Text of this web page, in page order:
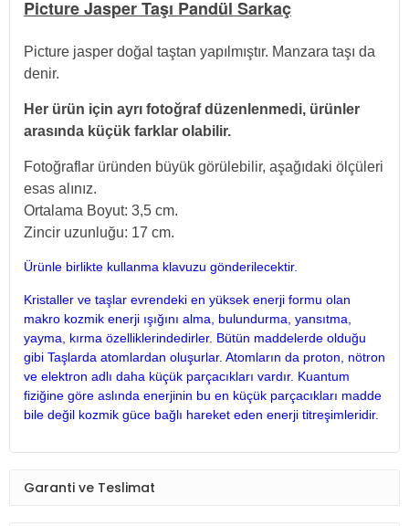
Picture Jasper Taşı Pandül Sarkaç
Picture jasper doğal taştan yapılmıştır. Manzara taşı da
denir.
Her ürün için ayrı fotoğraf düzenlenmedi, ürünler
arasında küçük farklar olabilir.
Fotoğraflar üründen büyük görülebilir, aşağıdaki ölçüleri
esas alınız.
Ortalama Boyut: 3,5 cm.
Zincir uzunluğu: 17 cm.
Ürünle birlikte kullanma klavuzu gönderilecektir.
Kristaller ve taşlar evrendeki en yüksek enerji formu olan
makro kozmik enerji ışığını alma, bulundurma, yansıtma,
yayma, kırma özelliklerindedirler. Bütün maddelerde olduğu
gibi Taşlarda atomlardan oluşurlar. Atomların da proton, nötron
ve elektron adlı daha küçük parçacıkları vardır. Kuantum
fiziğine göre aslında enerjinin bu en küçük parçacıkları madde
bile değil kozmik güce bağlı hareket eden enerji titreşimleridir.
Garanti ve Teslimat